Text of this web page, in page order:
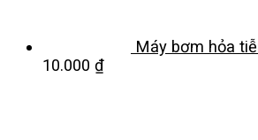
Máy bơm hỏa
10.000 ₫